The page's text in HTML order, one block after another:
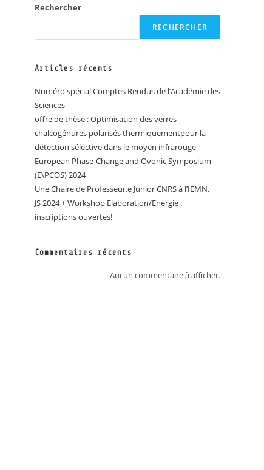
Rechercher
RECHERCHER
Articles récents
Numéro spécial Comptes Rendus de l’Académie des
Sciences
offre de thèse : Optimisation des verres
chalcogénures polarisés thermiquementpour la
détection sélective dans le moyen infrarouge
European Phase-Change and Ovonic Symposium
(E\PCOS) 2024
Une Chaire de Professeur.e Junior CNRS à l’IEMN.
JS 2024 + Workshop Elaboration/Energie :
inscriptions ouvertes!
Commentaires récents
Aucun commentaire à afficher.